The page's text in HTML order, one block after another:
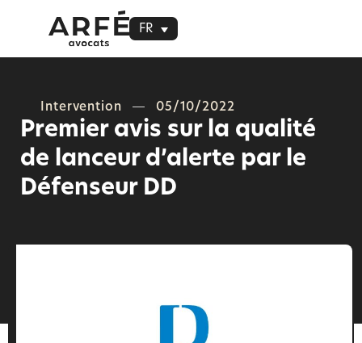
FR
Intervention 05/10/2022
Premier avis sur la qualité
de lanceur d’alerte par le
Défenseur DD